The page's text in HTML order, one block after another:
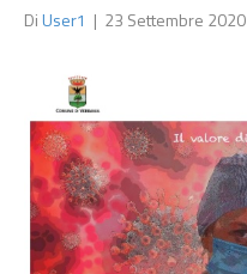
DiUser1 | 23 Settembre 2020